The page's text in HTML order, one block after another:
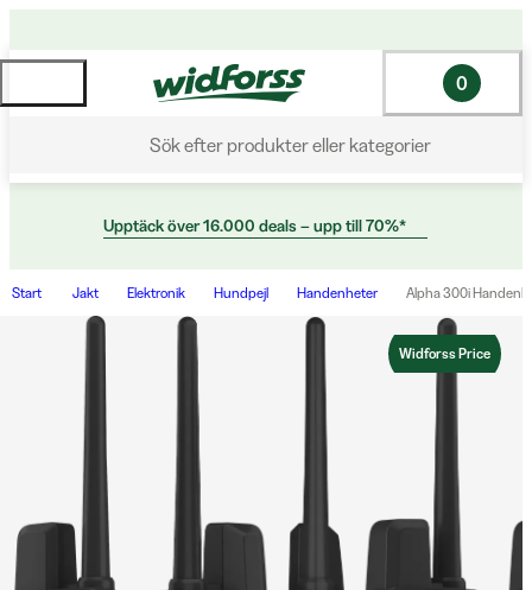
Sök efter produkter eller kategorier
0
Upptäck över 16.000 deals – upp till 70%*
Start Jakt Elektronik Hundpejl Handenheter Alpha 300i
Widforss Price